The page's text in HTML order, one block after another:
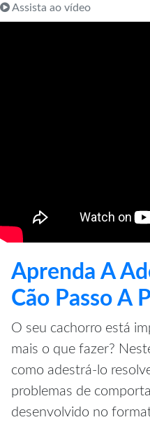
Assista ao vídeo
Aprenda A
Cão Passo A
O seu cachorro está
mais o que fazer?
como adestrá-lo
problemas de
desenvolvido no